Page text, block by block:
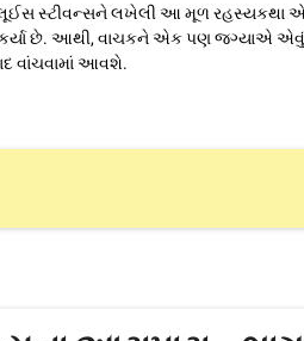
લૂઈસ સ્ટીવન્સને લખેલી આ મૂળ
છે. આથી, વાચકને એક પણ જગ્યાએ એવું
વાંચવામાં આવશે.